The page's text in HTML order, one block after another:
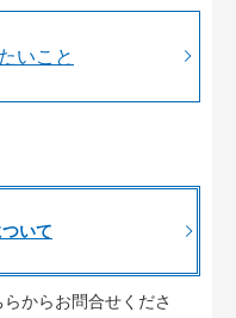
いこと
いて
からお問合せくださ